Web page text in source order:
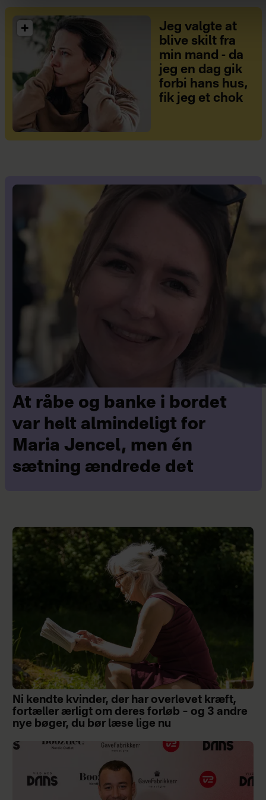
Jeg valgte at
blive skilt fra
min mand - da
jeg en dag gik
forbi hans hus,
fik jeg et chok
At råbe og banke i bordet
var helt almindeligt for
Maria Jencel, men én
sætning ændrede det
Ni kendte kvinder, der har overlevet kræft,
fortæller ærligt om deres forløb – og 3 andre
nye bøger, du bør læse lige nu